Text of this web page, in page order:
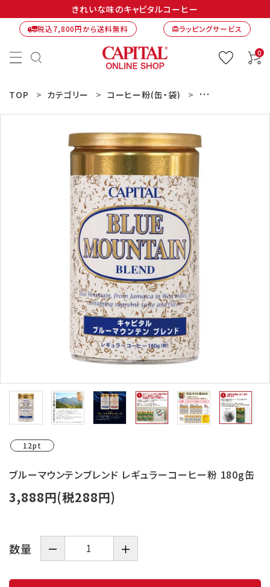
きれいな味のキャピタルコーヒー
税込7,800円から送料無料 card_giftcardラッピングサービス
0
ACCOUNT MENU
ようこそ ゲスト 様
新規会員登録
search
Contents
Information
TOP カテゴリー コーヒー粉(缶・袋) ブルーマウンテ
12pt
ブルーマウンテンブレンド レギュラーコーヒー粉 180g缶
3,888円(税288円)
数量 － ＋